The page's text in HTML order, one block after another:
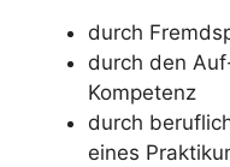
durch
durch den
Kompetenz
durch
eines